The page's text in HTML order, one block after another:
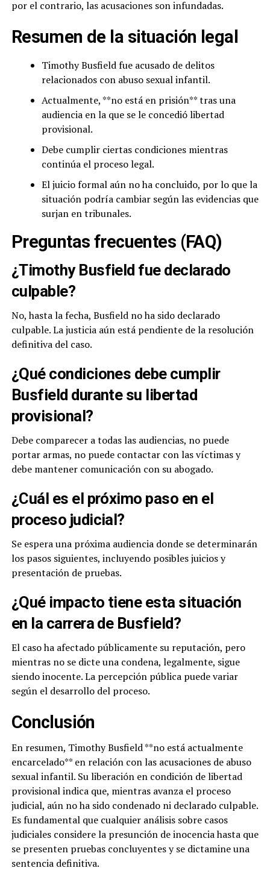
por el contrario, las acusaciones son infundadas.
Resumen de la situación legal
Timothy Busfield fue acusado de delitos
relacionados con abuso sexual infantil.
Actualmente, **no está en prisión** tras una
audiencia en la que se le concedió libertad
provisional.
Debe cumplir ciertas condiciones mientras
continúa el proceso legal.
El juicio formal aún no ha concluido, por lo que la
situación podría cambiar según las evidencias que
surjan en tribunales.
Preguntas frecuentes (FAQ)
¿Timothy Busfield fue declarado
culpable?
No, hasta la fecha, Busfield no ha sido declarado
culpable. La justicia aún está pendiente de la resolución
definitiva del caso.
¿Qué condiciones debe cumplir
Busfield durante su libertad
provisional?
Debe comparecer a todas las audiencias, no puede
portar armas, no puede contactar con las víctimas y
debe mantener comunicación con su abogado.
¿Cuál es el próximo paso en el
proceso judicial?
Se espera una próxima audiencia donde se determinarán
los pasos siguientes, incluyendo posibles juicios y
presentación de pruebas.
¿Qué impacto tiene esta situación
en la carrera de Busfield?
El caso ha afectado públicamente su reputación, pero
mientras no se dicte una condena, legalmente, sigue
siendo inocente. La percepción pública puede variar
según el desarrollo del proceso.
Conclusión
En resumen, Timothy Busfield **no está actualmente
encarcelado** en relación con las acusaciones de abuso
sexual infantil. Su liberación en condición de libertad
provisional indica que, mientras avanza el proceso
judicial, aún no ha sido condenado ni declarado culpable.
Es fundamental que cualquier análisis sobre casos
judiciales considere la presunción de inocencia hasta que
se presenten pruebas concluyentes y se dictamine una
sentencia definitiva.